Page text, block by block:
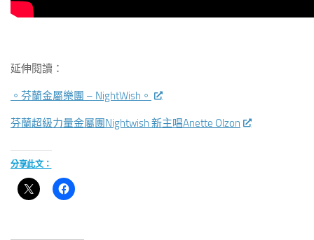
延伸閱讀：
。芬蘭金屬樂團 – NightWish。
芬蘭超級力量金屬團Nightwish 新主唱Anette Olzon
分享此文：